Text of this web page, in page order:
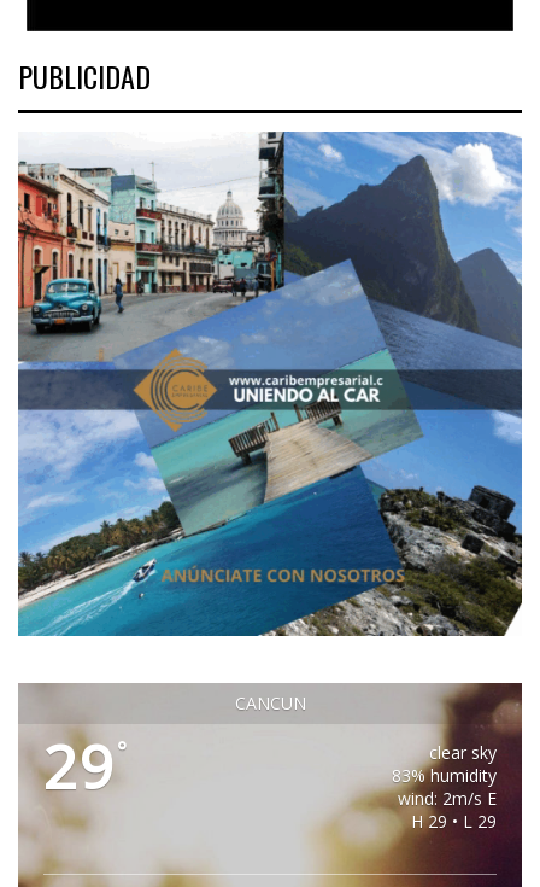
PUBLICIDAD
CANCUN
29°
clear sky
83% humidity
wind: 2m/s E
H 29 • L 29